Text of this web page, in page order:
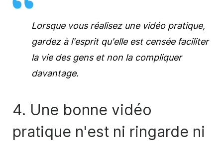
Lorsque vous réalisez une vidéo pratique,
gardez à l'esprit qu'elle est censée faciliter
la vie des gens et non la compliquer
davantage.
4. Une bonne vidéo
pratique n'est ni ringarde ni